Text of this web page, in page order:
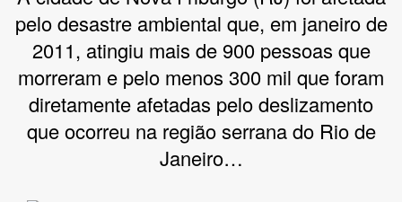
Bioma / Bacia
Tema
Subtema
pelo desastre ambiental que, em janeiro de
2011, atingiu mais de 900 pessoas que
morreram e pelo menos 300 mil que foram
diretamente afetadas pelo deslizamento
que ocorreu na região serrana do Rio de
Janeiro…